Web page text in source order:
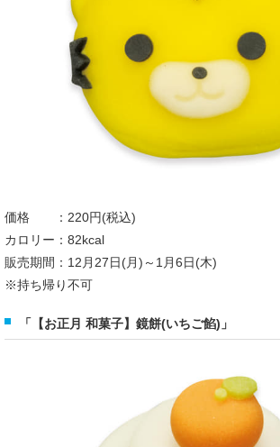
価格 ：220円(税込)
カロリー：82kcal
販売期間：12月27日(月)～1月6日(木)
※持ち帰り不可
「【お正月 和菓子】鏡餅(いちご餡)」